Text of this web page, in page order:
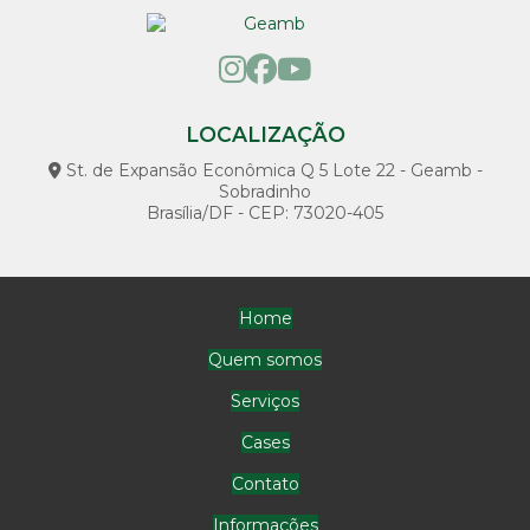
Locação de poços
Manutenção de bomba de poço artesiano
Manutenção de bomba submersa
Manutenção de bombas e motores
Manutenção de poço artesiano preço
Manutenção de poço semi artesiano
Outorga de água para irrigação
Outorga de água para piscicultura
LOCALIZAÇÃO
St. de Expansão Econômica Q 5 Lote 22 - Geamb -
Sobradinho
Brasília/DF - CEP: 73020-405
Home
Quem somos
Serviços
Cases
Contato
Informações